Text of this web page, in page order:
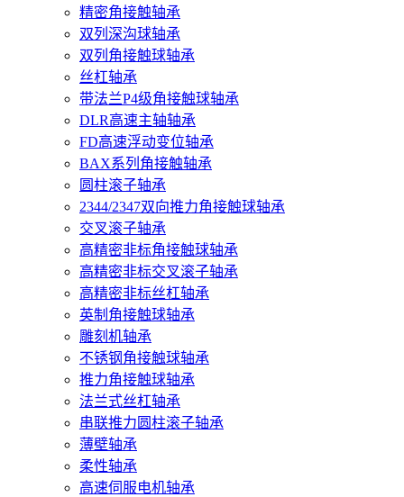
精密角接触轴承
双列深沟球轴承
双列角接触球轴承
丝杠轴承
带法兰P4级角接触球轴承
DLR高速主轴轴承
FD高速浮动变位轴承
BAX系列角接触轴承
圆柱滚子轴承
2344/2347双向推力角接触球轴承
交叉滚子轴承
高精密非标角接触球轴承
高精密非标交叉滚子轴承
高精密非标丝杠轴承
英制角接触球轴承
雕刻机轴承
不锈钢角接触球轴承
推力角接触球轴承
法兰式丝杠轴承
串联推力圆柱滚子轴承
薄壁轴承
柔性轴承
高速伺服电机轴承